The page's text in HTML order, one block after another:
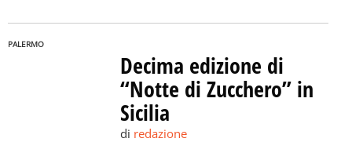
PALERMO
Decima edizione di
“Notte di Zucchero” in
Sicilia
di redazione